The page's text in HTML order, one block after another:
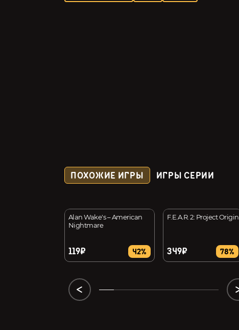
ПОХОЖИЕ ИГРЫ ИГРЫ СЕРИИ
Alan Wake's – American
Nightmare
119₽ 42%
F.E.A.R. 2: Project Origin
349₽ 78%